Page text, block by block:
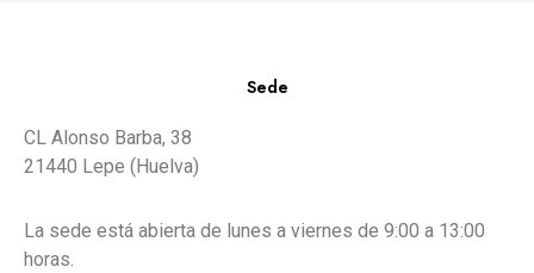
Sede
CL Alonso Barba, 38
21440 Lepe (Huelva)
La sede está abierta de lunes a viernes de 9:00 a 13:00
horas.